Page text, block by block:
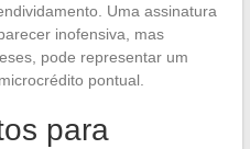
Uma assinatura
inofensiva, mas
pode representar um
pontual.
para